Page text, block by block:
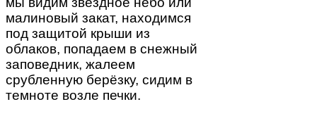
малиновый закат, находимся
под защитой крыши из
облаков, попадаем в снежный
заповедник, жалеем
срубленную берёзку, сидим в
темноте возле печки.